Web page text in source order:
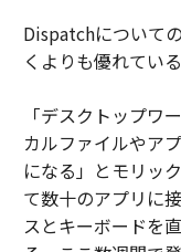
Dispatchについて
くよりも優れてい
「デスクトップワ
カルファイルやア
になる」とモリッ
て数十のアプリに
スとキーボードを